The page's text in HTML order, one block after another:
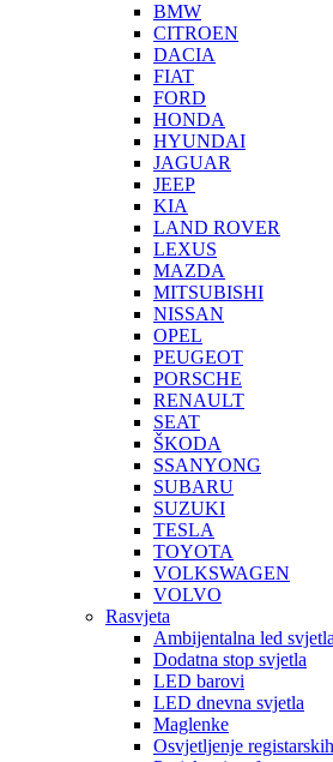
BMW
CITROEN
DACIA
FIAT
FORD
HONDA
HYUNDAI
JAGUAR
JEEP
KIA
LAND ROVER
LEXUS
MAZDA
MITSUBISHI
NISSAN
OPEL
PEUGEOT
PORSCHE
RENAULT
SEAT
ŠKODA
SSANYONG
SUBARU
SUZUKI
TESLA
TOYOTA
VOLKSWAGEN
VOLVO
Rasvjeta
Ambijentalna led svjetla
Dodatna stop svjetla
LED barovi
LED dnevna svjetla
Maglenke
Osvjetljenje